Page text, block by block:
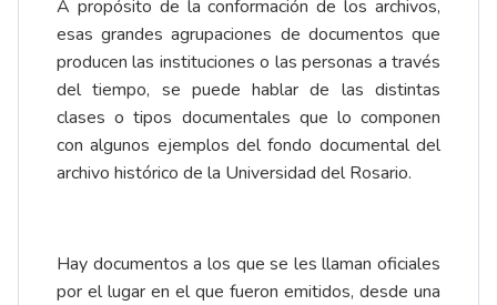
A propósito de la conformación de los archivos,
esas grandes agrupaciones de documentos que
producen las instituciones o las personas a través
del tiempo, se puede hablar de las distintas
clases o tipos documentales que lo componen
con algunos ejemplos del fondo documental del
archivo histórico de la Universidad del Rosario.
Hay documentos a los que se les llaman oficiales
por el lugar en el que fueron emitidos, desde una